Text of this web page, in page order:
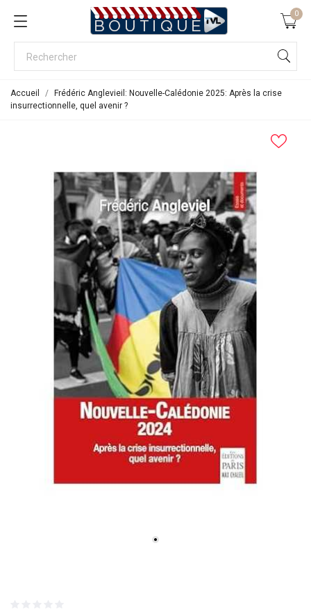
0
Accueil
Frédéric Anglevieil: Nouvelle-Calédonie 2025: Après la crise
insurrectionnelle, quel avenir ?